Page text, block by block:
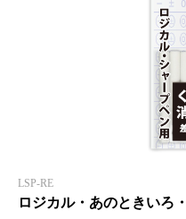
LSP-RE
ロジカル・あのときいろ